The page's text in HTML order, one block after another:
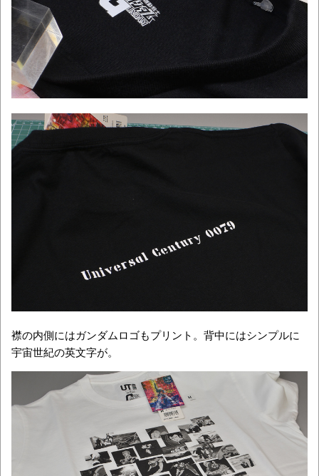
襟の内側にはガンダムロゴもプリント。背中にはシンプルに
宇宙世紀の英文字が。